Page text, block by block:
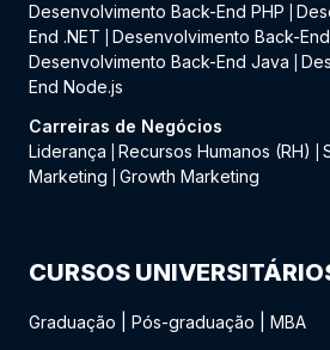
Desenvolvimento Back-End PHP
End .NET
Desenvolvimento Back-
Desenvolvimento Back-End Java
End Node.js
Carreiras de Negócios
Liderança
Recursos Humanos (RH)
Marketing
Growth Marketing
CURSOS
Graduação Pós-graduação MBA